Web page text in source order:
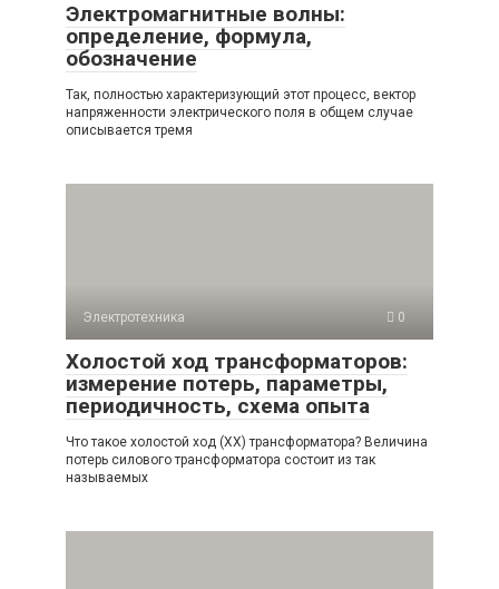
Электромагнитные волны:
определение, формула,
обозначение
Так, полностью характеризующий этот процесс, вектор
напряженности электрического поля в общем случае
описывается тремя
Электротехника 0
Холостой ход трансформаторов:
измерение потерь, параметры,
периодичность, схема опыта
Что такое холостой ход (ХХ) трансформатора? Величина
потерь силового трансформатора состоит из так
называемых